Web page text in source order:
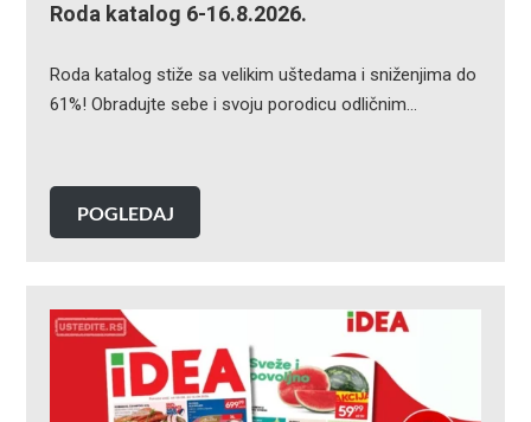
Roda katalog 6-16.8.2026.
Roda katalog stiže sa velikim uštedama i sniženjima do
61%! Obradujte sebe i svoju porodicu odličnim…
POGLEDAJ